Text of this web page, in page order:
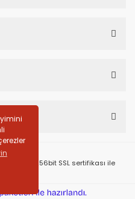
bilgileriniz 256bit SSL sertifikası ile
e-